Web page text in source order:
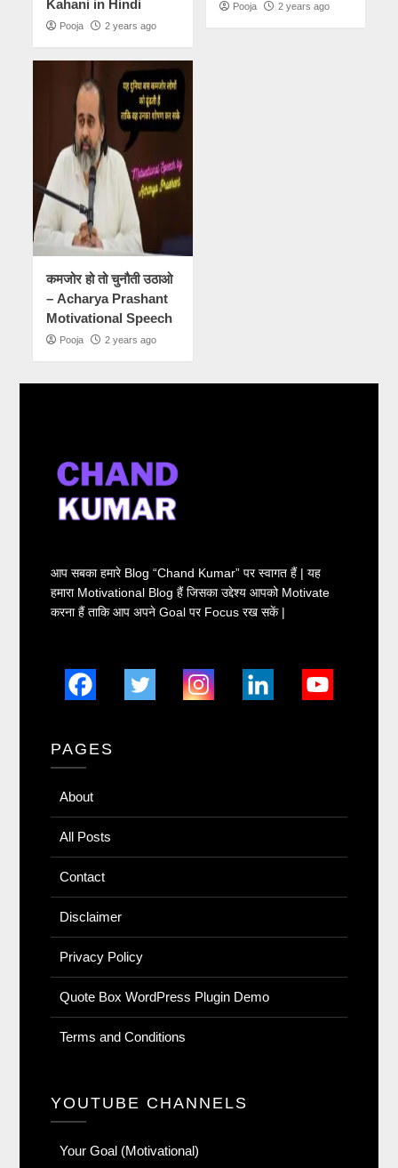
Kahani in Hindi
Pooja 2 years ago
Pooja 2 years ago
कमजोर हो तो चुनौती उठाओ
– Acharya Prashant
Motivational Speech
Pooja 2 years ago
आप सबका हमारे Blog “Chand Kumar” पर स्वागत हैं | यह
हमारा Motivational Blog हैं जिसका उद्देश्य आपको Motivate
करना हैं ताकि आप अपने Goal पर Focus रख सकें |
PAGES
About
All Posts
Contact
Disclaimer
Privacy Policy
Quote Box WordPress Plugin Demo
Terms and Conditions
YOUTUBE CHANNELS
Your Goal (Motivational)